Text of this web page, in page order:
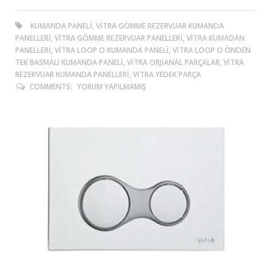
KUMANDA PANELI, VITRA GÖMME REZERVUAR KUMANDA
PANELLERI, VITRA GÖMME REZERVUAR PANELLERI, VITRA KUMADAN
PANELLERI, VITRA LOOP O KUMANDA PANELI, VITRA LOOP O ÖNDEN
TEK BASMALI KUMANDA PANELI, VITRA ORJIANAL PARÇALAR, VITRA
REZERVUAR KUMANDA PANELLERI, VITRA YEDEK PARÇA
COMMENTS: YORUM YAPILMAMIŞ